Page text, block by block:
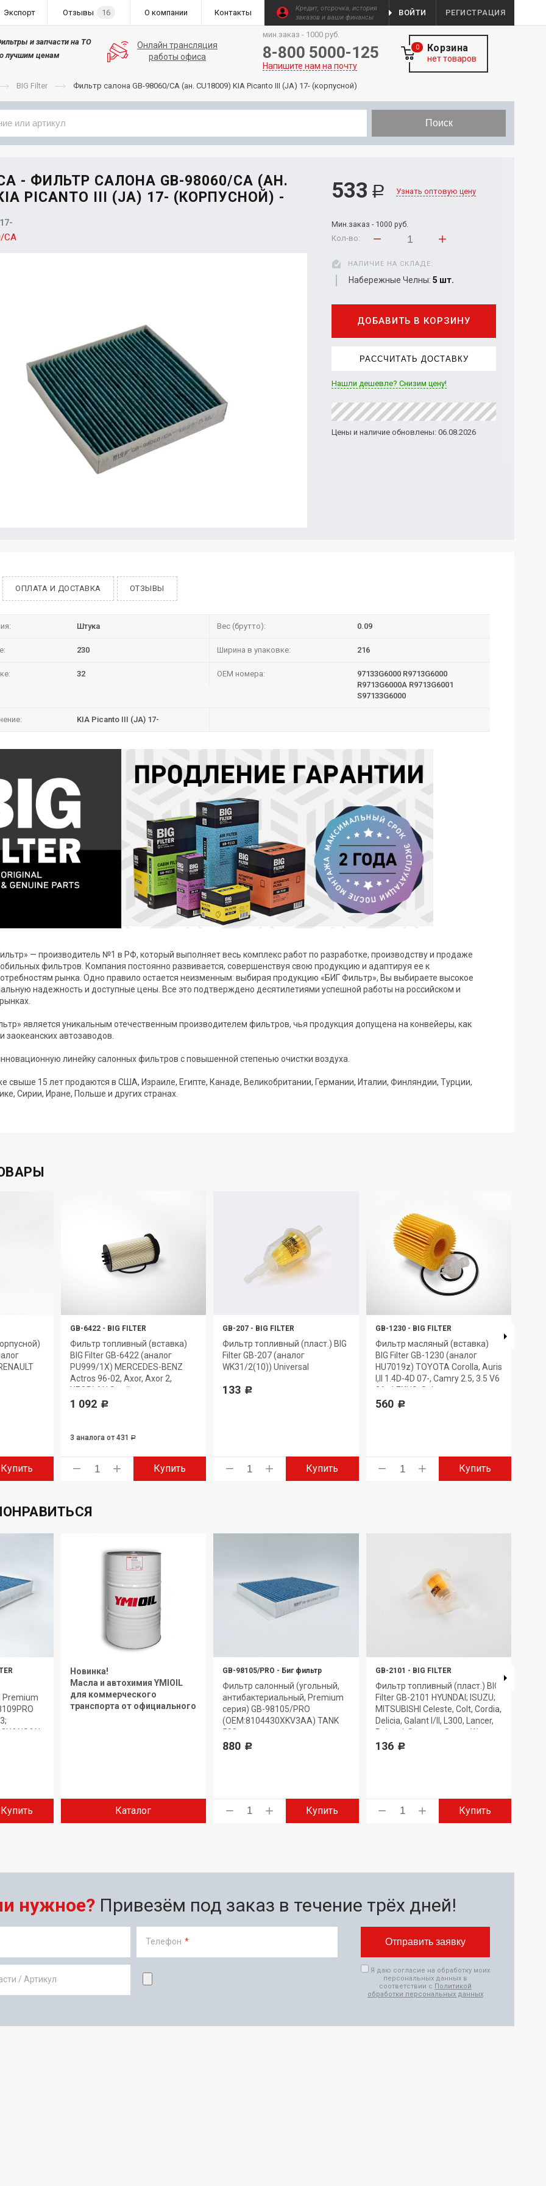
Экспорт Отзывы 16 О компании Контакты
Кредит, отсрочка, история
заказов и ваши финансы
ВОЙТИ РЕГИСТРАЦИЯ
и запчасти на ТО
лучшим ценам
Онлайн трансляция
работы офиса
мин.заказ - 1000 руб.
8-800 5000-125
Напишите нам на почту
Корзина
0
нет товаров
BIG Filter Фильтр салона GB-98060/CA (ан. CU18009) KIA Picanto III (JA) 17- (корпусной)
Поиск
- ФИЛЬТР САЛОНА GB-98060/CA (АН.
PICANTO III (JA) 17- (КОРПУСНОЙ) -
CA
533 Р Узнать оптовую цену
Мин.заказ - 1000 руб.
Кол-во:
НАЛИЧИЕ НА СКЛАДЕ:
Набережные Челны: 5 шт.
ДОБАВИТЬ В КОРЗИНУ
РАССЧИТАТЬ ДОСТАВКУ
Нашли дешевле? Снизим цену!
Цены и наличие обновлены: 06.08.2026
ОПЛАТА И ДОСТАВКА ОТЗЫВЫ
Штука Вес (брутто): 0.09
230 Ширина в упаковке: 216
32 OEM номера:
97133G6000 R9713G6000
R9713G6000A R9713G6001
S97133G6000
KIA Picanto III (JA) 17-
— производитель №1 в РФ, который выполняет весь комплекс работ по разработке, производству и продаже
фильтров. Компания постоянно развивается, совершенствуя свою продукцию и адаптируя ее к
рынка. Одно правило остается неизменным: выбирая продукцию «БИГ Фильтр», Вы выбираете высокое
надежность и доступные цены. Все это подтверждено десятилетиями успешной работы на российском и
является уникальным отечественным производителем фильтров, чья продукция допущена на конвейеры, как
заокеанских автозаводов.
линейку салонных фильтров с повышенной степенью очистки воздуха.
свыше 15 лет продаются в США, Израиле, Египте, Канаде, Великобритании, Германии, Италии, Финляндии, Турции,
Сирии, Иране, Польше и других странах.
Купить
GB-6422 - BIG FILTER
Фильтр топливный (вставка)
BIG Filter GB-6422 (аналог
PU999/1X) MERCEDES-BENZ
Actros 96-02, Axor, Axor 2,
NEOPLAN Starliner
1 092 Р
3 аналога от 431 Р
Купить
GB-207 - BIG FILTER
Фильтр топливный (пласт.) BIG
Filter GB-207 (аналог
WK31/2(10)) Universal
133 Р
Купить
GB-1230 - BIG FILTER
Фильтр масляный (вставка)
BIG Filter GB-1230 (аналог
HU7019z) TOYOTA Corolla, Auris
I,II 1.4D-4D 07-, Camry 2.5, 3.5 V6
06-, LEXUS, Subaru
560 Р
Купить
Premium
Купить
Новинка!
Масла и автохимия YMIOIL
для коммерческого
транспорта от официального
Каталог
GB-98105/PRO - Биг фильтр
Фильтр салонный (угольный,
антибактериальный, Premium
серия) GB-98105/PRO
(ОЕМ:8104430XKV3AA) TANK
500
880 Р
Купить
GB-2101 - BIG FILTER
Фильтр топливный (пласт.) BIG
Filter GB-2101 HYUNDAI; ISUZU;
MITSUBISHI Celeste, Colt, Cordia,
Delicia, Galant I/II, L300, Lancer,
Pajero I, Sapporo, Space Wagon,
Tredia
136 Р
Купить
нужное? Привезём под заказ в течение трёх дней!
Телефон *
/ Артикул
Я даю согласие на обработку моих
персональных данных в
соответствии с Политикой
обработки персональных данных